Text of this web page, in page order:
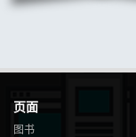
页面
图书